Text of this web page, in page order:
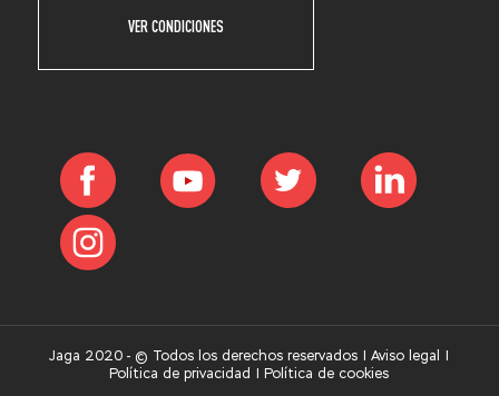
VER CONDICIONES
Jaga 2020 - © Todos los derechos reservados |Aviso legal |
Política de privacidad |Política de cookies